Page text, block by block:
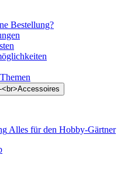
Bestellung?
Alles für den Hobby-Gärtner